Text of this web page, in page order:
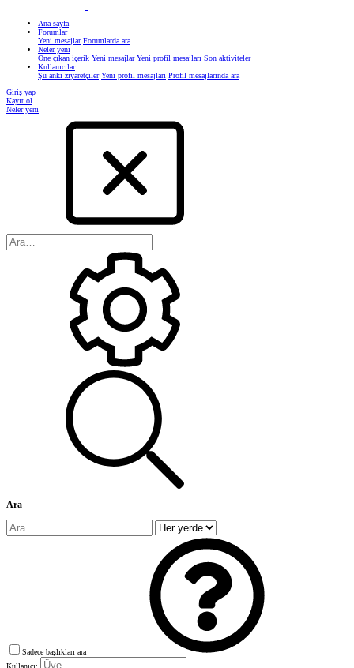
Ana sayfa
Forumlar
Yeni mesajlar Forumlarda ara
Neler yeni
Öne çıkan içerik Yeni mesajlar Yeni profil mesajları Son aktiviteler
Kullanıcılar
Şu anki ziyaretçiler Yeni profil mesajları Profil mesajlarında ara
Giriş yap
Kayıt ol
Neler yeni
Ara
Sadece başlıkları ara
Kullanıcı: